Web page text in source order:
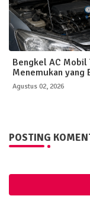
Bengkel AC Mobil
Menemukan yang
Agustus 02, 2026
POSTING